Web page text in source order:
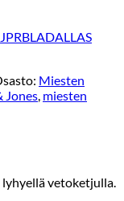
Miesten
Jones, miesten
vetoketjulla.